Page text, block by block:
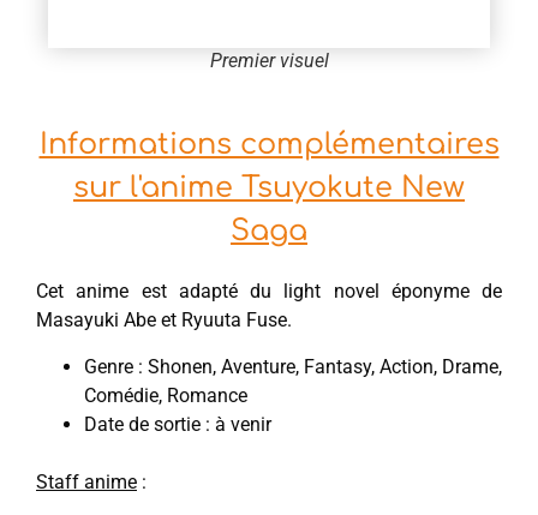
Premier visuel
Informations complémentaires
sur l'anime Tsuyokute New
Saga
Cet anime est adapté du light novel éponyme de
Masayuki Abe et Ryuuta Fuse.
Genre : Shonen, Aventure, Fantasy, Action, Drame,
Comédie, Romance
Date de sortie : à venir
Staff anime :